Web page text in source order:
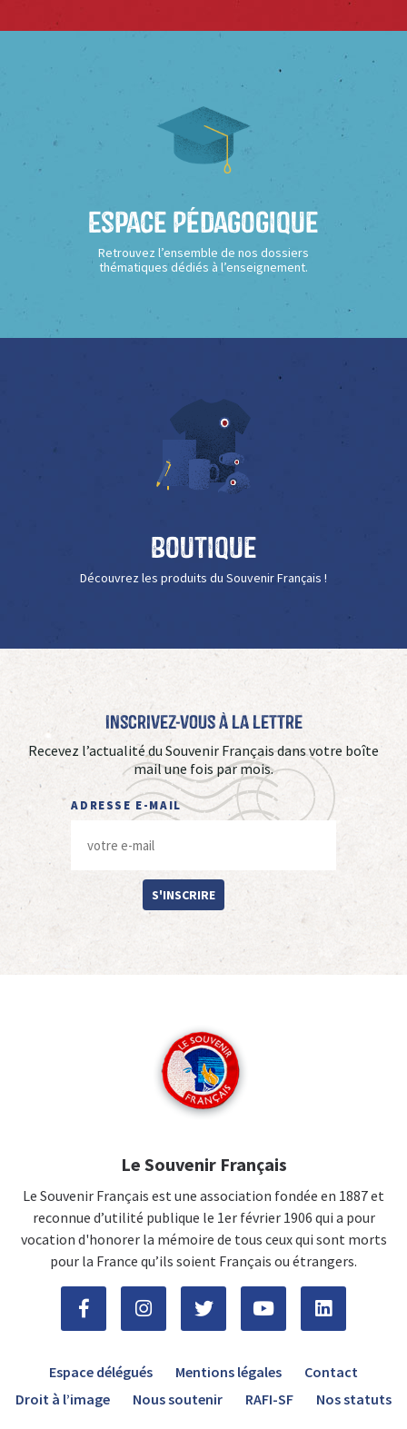
Espace Pédagogique
Retrouvez l’ensemble de nos dossiers
thématiques dédiés à l’enseignement.
Boutique
Découvrez les produits du Souvenir Français !
Inscrivez-vous à La Lettre
Recevez l’actualité du Souvenir Français dans votre boîte
mail une fois par mois.
ADRESSE E-MAIL
S'INSCRIRE
Le Souvenir Français
Le Souvenir Français est une association fondée en 1887 et
reconnue d’utilité publique le 1er février 1906 qui a pour
vocation d'honorer la mémoire de tous ceux qui sont morts
pour la France qu’ils soient Français ou étrangers.
Espace délégués Mentions légales
Contact
Droit à l’image
Nous soutenir RAFI-SF Nos statuts